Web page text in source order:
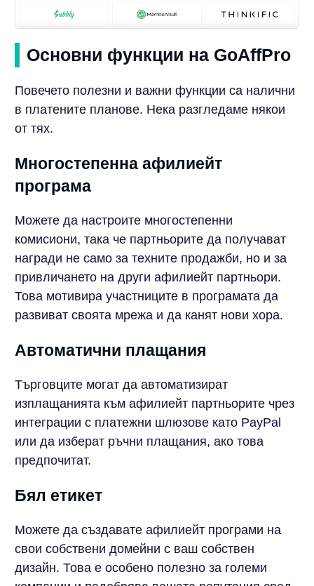
Основни функции на GoAffPro
Повечето полезни и важни функции са налични
в платените планове. Нека разгледаме някои
от тях.
Многостепенна афилиейт
програма
Можете да настроите многостепенни
комисиони, така че партньорите да получават
награди не само за техните продажби, но и за
привличането на други афилиейт партньори.
Това мотивира участниците в програмата да
развиват своята мрежа и да канят нови хора.
Автоматични плащания
Търговците могат да автоматизират
изплащанията към афилиейт партньорите чрез
интеграции с платежни шлюзове като PayPal
или да изберат ръчни плащания, ако това
предпочитат.
Бял етикет
Можете да създавате афилиейт програми на
свои собствени домейни с ваш собствен
дизайн. Това е особено полезно за големи